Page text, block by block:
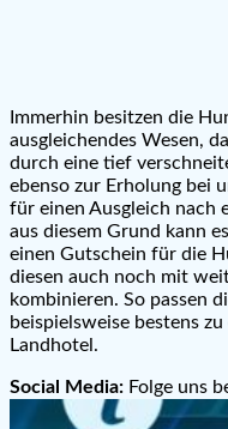
Immerhin besitzen die
ausgleichendes Wesen,
durch eine tief
ebenso zur Erholung bei
für einen Ausgleich nach
aus diesem Grund kann
einen Gutschein für die
diesen auch noch mit
kombinieren. So passen
beispielsweise bestens zu
Landhotel.
Social Media: Folge uns